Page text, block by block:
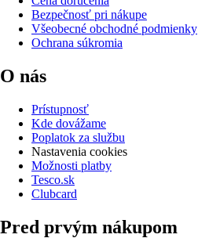
Bezpečnosť pri nákupe
Všeobecné obchodné podmienky
Ochrana súkromia
O nás
Prístupnosť
Kde dovážame
Poplatok za službu
Nastavenia cookies
Možnosti platby
Tesco.sk
Clubcard
Pred prvým nákupom